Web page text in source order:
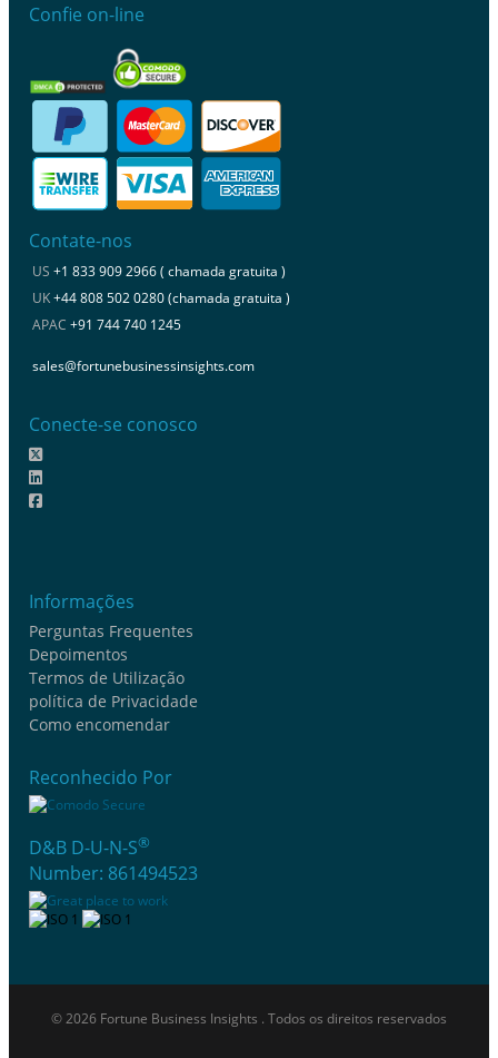
Confie on-line
Contate-nos
US +1 833 909 2966 ( chamada gratuita )
UK+44 808 502 0280 (chamada gratuita )
APAC +91 744 740 1245
sales@fortunebusinessinsights.com
Conecte-se conosco
Informações
Perguntas Frequentes
Depoimentos
Termos de Utilização
política de Privacidade
Como encomendar
Reconhecido Por
D&B D-U-N-S®
Number: 861494523
© 2026 Fortune Business Insights . Todos os direitos reservados